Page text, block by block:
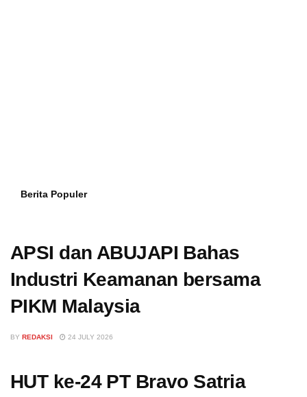
Berita Populer
APSI dan ABUJAPI Bahas
Industri Keamanan bersama
PIKM Malaysia
BY REDAKSI 24 JULY 2026
HUT ke-24 PT Bravo Satria